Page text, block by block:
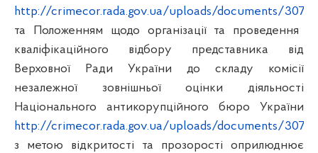
http://crimecor.rada.gov.ua/uploads/documents/
та
Положенням щодо організації та проведення
кваліфікаційного відбору представника від
Верховної Ради України до складу комісії
незалежної зовнішньої оцінки діяльності
Національного антикорупційного бюро України
http://crimecor.rada.gov.ua/uploads/documents/
з метою відкритості та прозорості оприлюднює